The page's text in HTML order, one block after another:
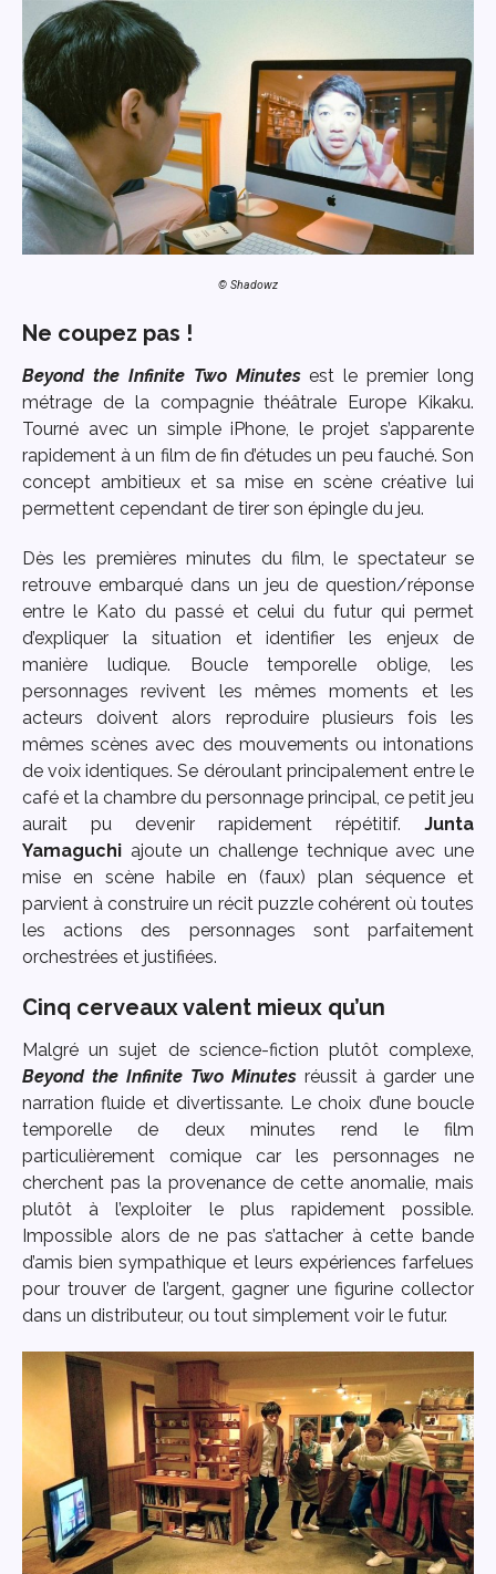
© Shadowz
Ne coupez pas !
Beyond the Infinite Two Minutesest le premier long
métrage de la compagnie théâtrale Europe Kikaku.
Tourné avec un simple iPhone, le projet s’apparente
rapidement à un film de fin d’études un peu fauché. Son
concept ambitieux et sa mise en scène créative lui
permettent cependant de tirer son épingle du jeu.
Dès les premières minutes du film, le spectateur se
retrouve embarqué dans un jeu de question/réponse
entre le Kato du passé et celui du futur qui permet
d’expliquer la situation et identifier les enjeux de
manière ludique. Boucle temporelle oblige, les
personnages revivent les mêmes moments et les
acteurs doivent alors reproduire plusieurs fois les
mêmes scènes avec des mouvements ou intonations
de voix identiques. Se déroulant principalement entre le
café et la chambre du personnage principal, ce petit jeu
aurait pu devenir rapidement répétitif. Junta
Yamaguchi ajoute un challenge technique avec une
mise en scène habile en (faux) plan séquence et
parvient à construire un récit puzzle cohérent où toutes
les actions des personnages sont parfaitement
orchestrées et justifiées.
Cinq cerveaux valent mieux qu’un
Malgré un sujet de science-fiction plutôt complexe,
Beyond the Infinite Two Minutes réussit à garder une
narration fluide et divertissante. Le choix d’une boucle
temporelle de deux minutes rend le film
particulièrement comique car les personnages ne
cherchent pas la provenance de cette anomalie, mais
plutôt à l’exploiter le plus rapidement possible.
Impossible alors de ne pas s’attacher à cette bande
d’amis bien sympathique et leurs expériences farfelues
pour trouver de l’argent, gagner une figurine collector
dans un distributeur, ou tout simplement voir le futur.